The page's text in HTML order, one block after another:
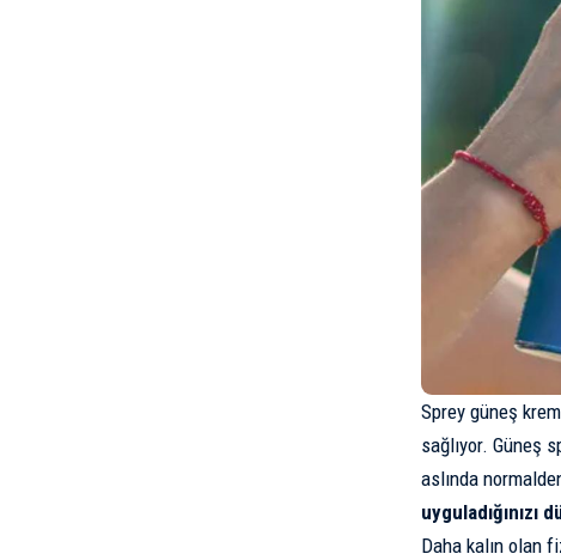
Sprey güneş
sağlıyor. Güneş
aslında
uyguladığınızı
Daha kalın olan